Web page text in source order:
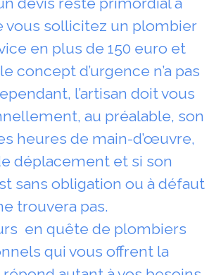
vous sollicitez un plombier
en plus de 150 euro et
concept d’urgence n’a pas
l’artisan doit vous
au préalable, son
heures de main-d’œuvre,
déplacement et si son
sans obligation ou à défaut
trouvera pas.
en quête de plombiers
qui vous offrent la